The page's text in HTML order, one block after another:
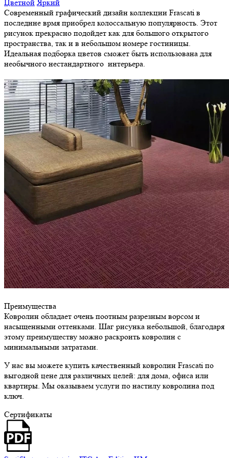
Цветной Яркий
Современный графический дизайн коллекции Frascati в
последнне врмя приобрел колоссальную популярность. Этот
рисунок прекрасно подойдет как для большого открытого
пространства, так и в небольшом номере гостиницы.
Идеальная подборка цветов сможет быть использована для
необычного нестандартного интерьера.
Преимущества
Ковролин обладает очень поотным разрезным ворсом и
насыщенными оттенками. Шаг рисунка небольшой, благодаря
этому преимуществу можно раскроить ковролин с
минимальными затратами.
У нас вы можете купить качественный ковролин Frascati по
выгодной цене для различных целей: для дома, офиса или
квартиры. Мы оказываем услуги по настилу ковролина под
ключ.
Сертификаты